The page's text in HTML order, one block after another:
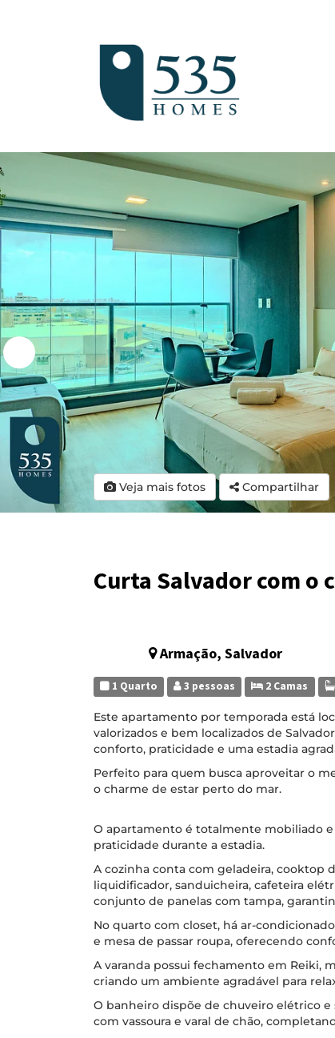
Veja mais fotos Compartilhar
Curta Salvador com o
Armação, Salvador
1 Quarto 3 pessoas 2 Camas
Este apartamento por temporada está
valorizados e bem localizados de
conforto, praticidade e uma estadia
Perfeito para quem busca aproveitar o
o charme de estar perto do mar.
O apartamento é totalmente mobiliado
praticidade durante a estadia.
A cozinha conta com geladeira, cooktop
liquidificador, sanduicheira, cafeteira
conjunto de panelas com tampa,
No quarto com closet, há ar-
e mesa de passar roupa, oferecendo
A varanda possui fechamento em Reiki,
criando um ambiente agradável para
O banheiro dispõe de chuveiro elétrico e
com vassoura e varal de chão,